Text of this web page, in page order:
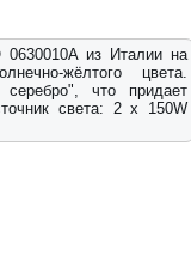
0630010A из Италии на
жёлтого цвета.
что придает
света: 2 x 150W